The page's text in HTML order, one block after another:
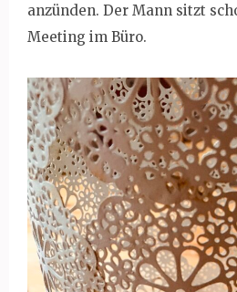
anzünden. Der Mann sitzt
Meeting im Büro.